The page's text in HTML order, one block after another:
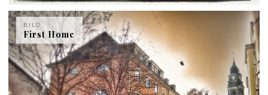
BILD
First Home